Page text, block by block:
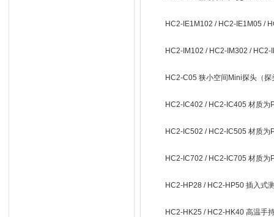
HC2-IE1M102 / HC2-IE1M05 /
HC2-IM102 / HC2-IM302 /
HC2-C05 狭小空间Mini探头（探
HC2-IC402 / HC2-IC405 材质
HC2-IC502 / HC2-IC505 材质
HC2-IC702 / HC2-IC705 材质
HC2-HP28 / HC2-HP50 插入式
HC2-HK25 / HC2-HK40 高温手